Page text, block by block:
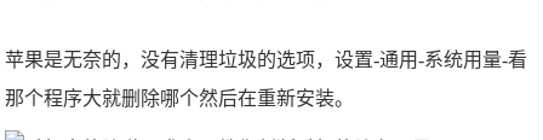
苹果是无奈的，没有清理垃圾的选项，设置-通用-系统用量-看
那个程序大就删除哪个然后在重新安装。